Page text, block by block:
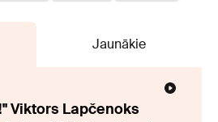
Jaunākie
Viktors Lapčenoks